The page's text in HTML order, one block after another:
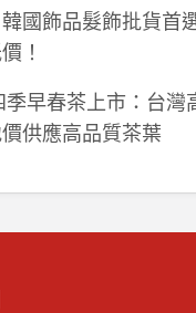
國飾品髮飾批貨首
！
早春茶上市：台灣
供應高品質茶葉